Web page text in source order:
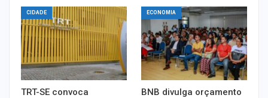
CIDADE
TRT-SE convoca
ECONOMIA
BNB divulga orçamento